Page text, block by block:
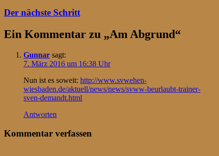
Der nächste Schritt
Ein Kommentar zu „Am Abgrund“
Gunnar sagt:
7. März 2016 um 16:38 Uhr
Nun ist es soweit: http://www.svwehen-
wiesbaden.de/aktuell/news/news/svww-beurlaubt-trainer-
sven-demandt.html
Antworten
Kommentar verfassen